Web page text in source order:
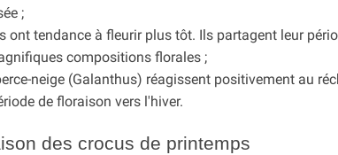
;
ont tendance à fleurir plus tôt. Ils partagent leur
compositions florales ;
neige (Galanthus) réagissent positivement au
de floraison vers l'hiver.
des crocus de printemps